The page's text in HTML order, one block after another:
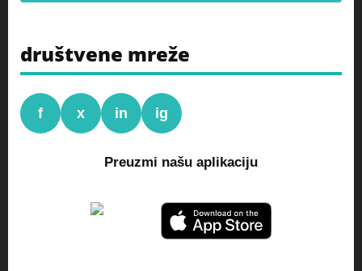
društvene mreže
f x in ig
Preuzmi našu aplikaciju